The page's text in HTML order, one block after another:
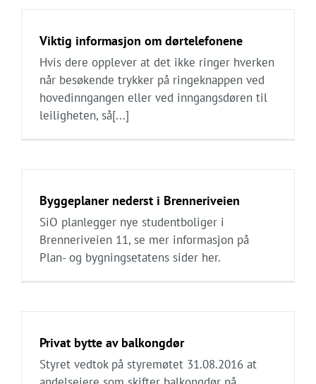
Viktig informasjon om dørtelefonene
Hvis dere opplever at det ikke ringer hverken
når besøkende trykker på ringeknappen ved
hovedinngangen eller ved inngangsdøren til
leiligheten, så[...]
Byggeplaner nederst i Brenneriveien
SiO planlegger nye studentboliger i
Brenneriveien 11, se mer informasjon på
Plan- og bygningsetatens sider her.
Privat bytte av balkongdør
Styret vedtok på styremøtet 31.08.2016 at